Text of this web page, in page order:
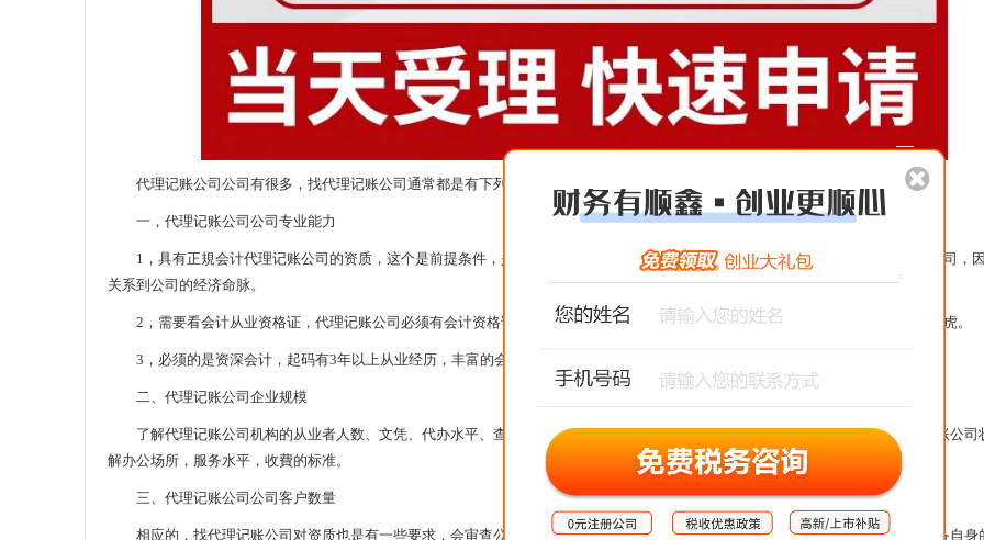
代理记账公司公司有很多，找代理记账公司通常都是有下列几条关键因素：
一，代理记账公司公司专业能力
1，具有正規会计代理记账公司的资质，这个是前提条件，是具有国家认可的会计代理记账公司资质的记账公司才算是正規代账公司，
关系到公司的经济命脉。
2，需要看会计从业资格证，代理记账公司必须有会计资格证书，如同医生必须有从医资格证书一样，也是专业化的体现，不可马虎。
3，必须的是资深会计，起码有3年以上从业经历，丰富的会计从业工作经验能让在代理记账公司上做的更为细致，防止出现错误。
二、代理记账公司企业规模
了解代理记账公司机构的从业者人数、文凭、代办水平、查看公司营业执照，查看企业信誉、经营规模等咨询代办能力和代理记账公司
解办公场所，服务水平，收費的标准。
三、代理记账公司公司客户数量
相应的，找代理记账公司对资质也是有一些要求，会审查公司的诚信经营资质如营业执照，代码，税务证书能否办。要求公司配备自身